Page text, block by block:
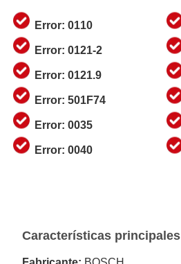
Error: 0110
Error: 0121-2
Error: 0121.9
Error: 501F74
Error: 0035
Error: 0040
Características principales